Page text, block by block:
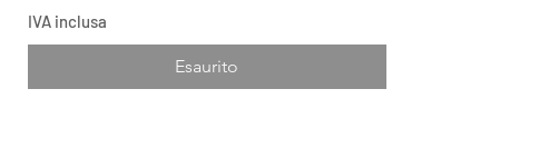
IVA inclusa
Esaurito